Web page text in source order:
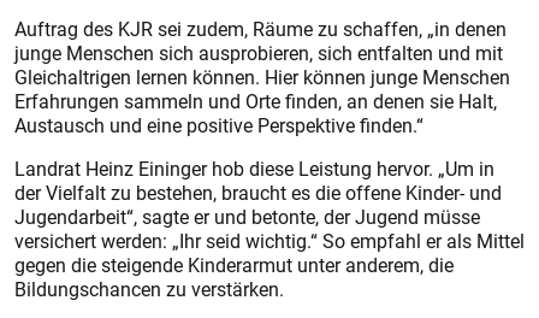
Auftrag des KJR sei zudem, Räume zu schaffen, „in denen
junge Menschen sich ausprobieren, sich entfalten und mit
Gleichaltrigen lernen können. Hier können junge Menschen
Erfahrungen sammeln und Orte finden, an denen sie Halt,
Austausch und eine positive Perspektive finden.“
Landrat Heinz Eininger hob diese Leistung hervor. „Um in
der Vielfalt zu bestehen, braucht es die offene Kinder- und
Jugendarbeit“, sagte er und betonte, der Jugend müsse
versichert werden: „Ihr seid wichtig.“ So empfahl er als Mittel
gegen die steigende Kinderarmut unter anderem, die
Bildungschancen zu verstärken.